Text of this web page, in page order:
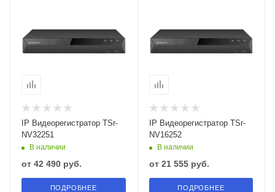
IP Видеорегистратор TSr-
NV32251
В наличии
от 42 490 руб.
ПОДРОБНЕЕ
IP Видеорегистратор TSr-
NV16252
В наличии
от 21 555 руб.
ПОДРОБНЕЕ